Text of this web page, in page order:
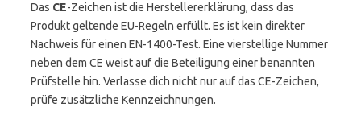
Das CE-Zeichen ist die Herstellererklärung, dass das
Produkt geltende EU-Regeln erfüllt. Es ist kein direkter
Nachweis für einen EN-1400-Test. Eine vierstellige Nummer
neben dem CE weist auf die Beteiligung einer benannten
Prüfstelle hin. Verlasse dich nicht nur auf das CE-Zeichen,
prüfe zusätzliche Kennzeichnungen.